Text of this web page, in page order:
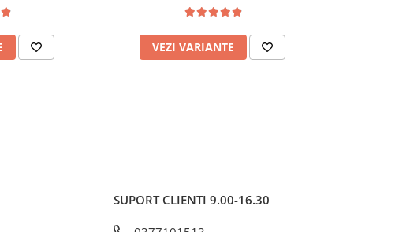
VEZI VARIANTE
SUPORT CLIENTI 9.00-16.30